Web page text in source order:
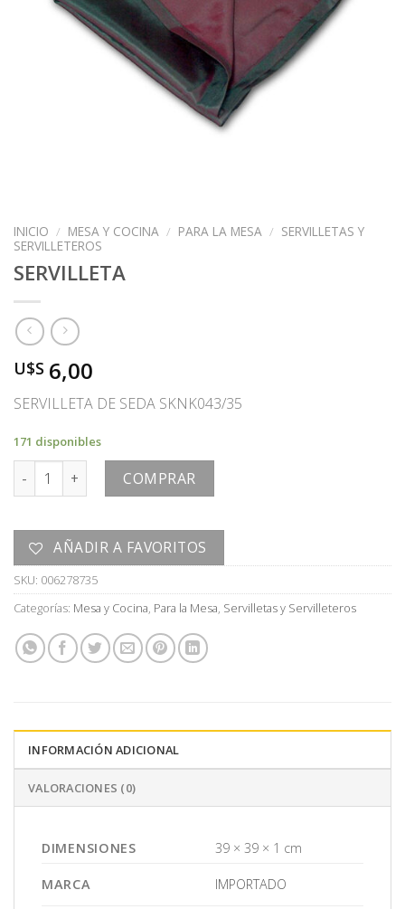
INICIO / MESA Y COCINA / PARA LA MESA / SERVILLETAS Y
SERVILLETEROS
SERVILLETA
U$S 6,00
SERVILLETA DE SEDA SKNK043/35
171 disponibles
SERVILLETA cantidadCOMPRAR
AÑADIR A FAVORITOS
SKU: 006278735
Categorías: Mesa y Cocina, Para la Mesa, Servilletas y Servilleteros
INFORMACIÓN ADICIONAL
VALORACIONES (0)
DIMENSIONES 39 × 39 × 1 cm
MARCA IMPORTADO